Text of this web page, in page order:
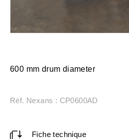
600 mm drum diameter
Réf. Nexans : CP0600AD
Fiche technique